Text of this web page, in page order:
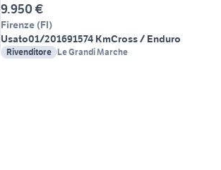
9.950 €
Firenze (FI)
Usato01/201691574 KmCross / Enduro
Rivenditore Le Grandi Marche